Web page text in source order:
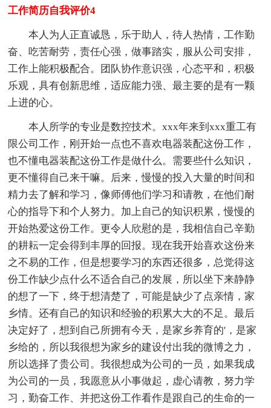
工作简历自我评价4
本人为人正直诚恳，乐于助人，待人热情，工作勤
奋、吃苦耐劳，责任心强，做事踏实，服从公司安排，
工作上能积极配合。团队协作意识强，心态平和，积极
乐观，具有创新思维，适应能力强、最主要的是有一颗
上进的心。
本人所学的专业是数控技术。xxx年来到xxx重工有
限公司工作，刚开始一点也不喜欢电器装配这份工作，
也不懂电器装配这份工作是做什么。需要些什么知识，
更不懂得自己来干嘛。后来，慢慢的投入大量的时间和
精力去了解和学习，像师傅他们学习和请教，在他们耐
心的指导下和个人努力。加上自己的知识积累，慢慢的
开始热爱这份工作。更令人欣慰的是，我相信自己辛勤
的耕耘一定会得到丰厚的回报。现在我开始喜欢这份来
之不易的工作，但是想要学习的东西还很多，总觉得这
份工作缺少点什么不适合自己的发展，所以坐下来静静
的想了一下，终于想清楚了，可能是缺少了点亲情，家
乡情。还有自己的知识和经验的积累大大的不足。最后
决定好了，想到自己所拥有今天，是家乡养育的'，是家
乡给的，所以我很想为家乡的建设付出我的微博之力，
所以选择了贵公司。我很想成为公司的一员，如果我成
为公司的一员，我愿意从小事做起，虚心请教，努力学
习，勤奋工作、并把这份工作看作是跟自己的生命的一